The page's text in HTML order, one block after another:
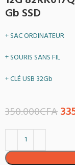
Gb SSD
+ SAC ORDINATEUR
+ SOURIS SANS FIL
+ CLÉ USB 32Gb
350.000CFA